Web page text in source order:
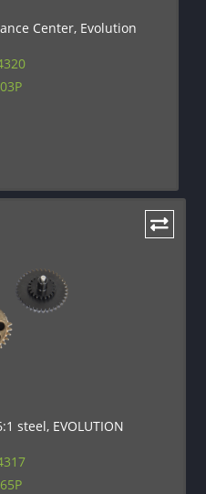
Center, Evolution
steel, EVOLUTION